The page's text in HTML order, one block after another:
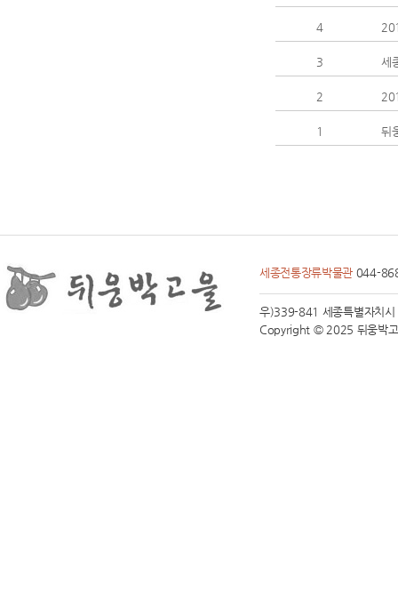
4
3 세
2
1 뒤
세종전통장류박물관 044-
우)339-841 세종특별자치
Copyright © 2025 뒤웅박